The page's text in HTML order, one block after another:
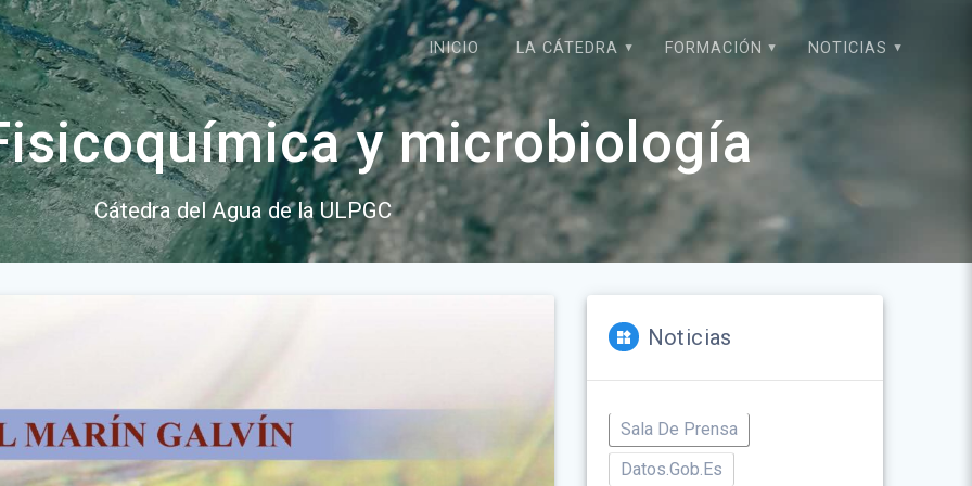
INICIO LA CÁTEDRA FORMACIÓN NOTICIAS
y microbiología
Cátedra del Agua de la ULPGC
Noticias
Sala De Prensa
Datos.gob.es